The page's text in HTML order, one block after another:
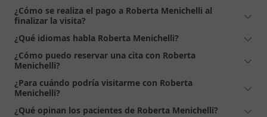
¿Cómo se realiza el pago a Roberta Menichelli al
finalizar la visita?
¿Qué idiomas habla Roberta Menichelli?
¿Cómo puedo reservar una cita con Roberta
Menichelli?
¿Para cuándo podría visitarme con Roberta
Menichelli?
¿Qué opinan los pacientes de Roberta Menichelli?